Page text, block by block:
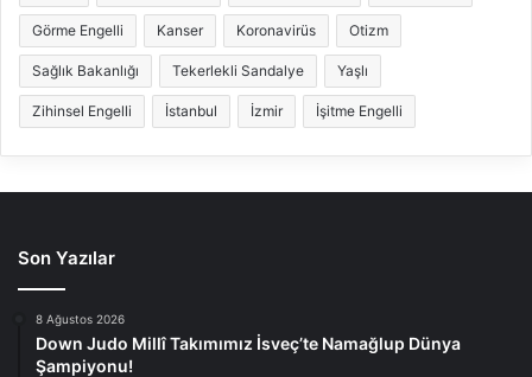
Görme Engelli Kanser Koronavirüs Otizm
Sağlık Bakanlığı Tekerlekli Sandalye Yaşlı
Zihinsel Engelli İstanbul İzmir İşitme Engelli
Son Yazılar
8 Ağustos 2026
Down Judo Millî Takımımız İsveç’te Namağlup Dünya
Şampiyonu!